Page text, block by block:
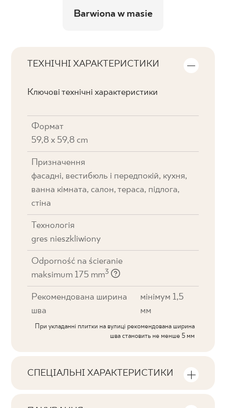
Barwiona w masie
ТЕХНІЧНІ ХАРАКТЕРИСТИКИ
Ключові технічні характеристики
Формат
59,8 x 59,8 cm
Призначення
фасадні, вестибюль і передпокій, кухня,
ванна кімната, салон, тераса, підлога,
стіна
Технологія
gres nieszkliwiony
Odporność na ścieranie
maksimum 175 mm3
Рекомендована ширина
шва
мінімум 1,5
мм
При укладанні плитки на вулиці рекомендована ширина
шва становить не менше 5 мм
СПЕЦІАЛЬНІ ХАРАКТЕРИСТИКИ